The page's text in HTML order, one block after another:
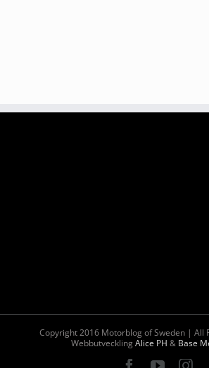
Copyright 2016 Motorblog of Sweden | All
WebbutvecklingAlice PH & Base
Facebook
YouTube